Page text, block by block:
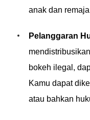
anak dan
Pelanggaran
bokeh ilegal,
Kamu dapat
atau bahkan